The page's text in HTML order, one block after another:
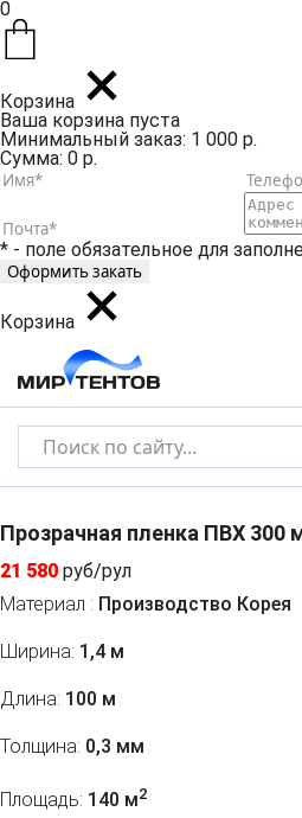
0
Корзина
Ваша корзина пуста
Минимальный заказ: 1 000 р.
Сумма: 0 р.
* - поле обязательное для
Корзина
Прозрачная пленка ПВХ 300
21 580 руб/рул
Материал : Производство Корея
Ширина: 1,4 м
Длина: 100 м
Толщина: 0,3 мм
Площадь: 140 м2